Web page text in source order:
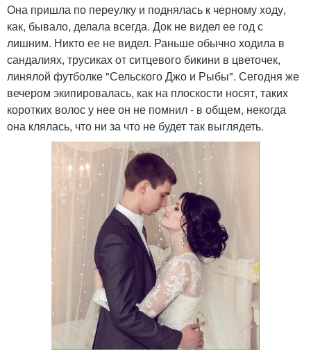
Она пришла по переулку и поднялась к черному ходу,
как, бывало, делала всегда. Док не видел ее год с
лишним. Никто ее не видел. Раньше обычно ходила в
сандалиях, трусиках от ситцевого бикини в цветочек,
линялой футболке "Сельского Джо и Рыбы". Сегодня же
вечером экипировалась, как на плоскости носят, таких
коротких волос у нее он не помнил - в общем, некогда
она клялась, что ни за что не будет так выглядеть.